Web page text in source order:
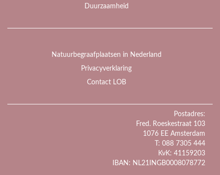
Duurzaamheid
Natuurbegraafplaatsen in Nederland
Privacyverklaring
Contact LOB
Postadres:
Fred. Roeskestraat 103
1076 EE Amsterdam
T: 088 7305 444
KvK: 41159203
IBAN: NL21INGB0008078772